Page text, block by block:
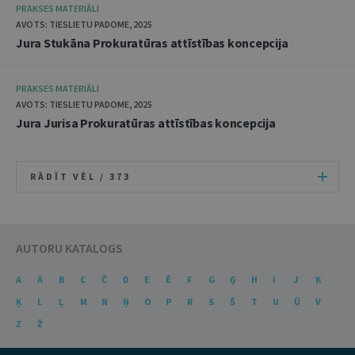
PRAKSES MATERIĀLI
AVOTS: TIESLIETU PADOME, 2025
Jura Stukāna Prokuratūras attīstības koncepcija
PRAKSES MATERIĀLI
AVOTS: TIESLIETU PADOME, 2025
Jura Jurisa Prokuratūras attīstības koncepcija
RĀDĪT VĒL / 373
AUTORU KATALOGS
A Ā B C Č D E Ē F G Ģ H I J
K
Ķ
L Ļ M N Ņ O P R S Š T U Ū
V
Z
Ž